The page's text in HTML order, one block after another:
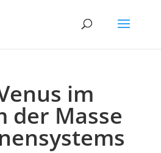
im
der Masse